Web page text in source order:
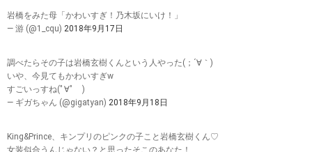
岩橋をみた母「かわいすぎ！乃木坂にいけ！」
— 游 (@1_cqu) 2018年9月17日
調べたらその子は岩橋玄樹くんという人やった(；´∀｀)
いや、今見てもかわいすぎw
すごいっすね(ﾟ∀ﾟ )
— ギガちゃん (@gigatyan) 2018年9月18日
King&Prince、キンプリのピンクの子こと岩橋玄樹くん♡
女装似合うんじゃない？と思ったそこのあなた！